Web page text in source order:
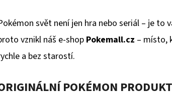
svět není jen hra nebo seriál – je to
vznikl náš e-shop Pokemall.cz – místo,
a bez starostí.
POKÉMON
BOX